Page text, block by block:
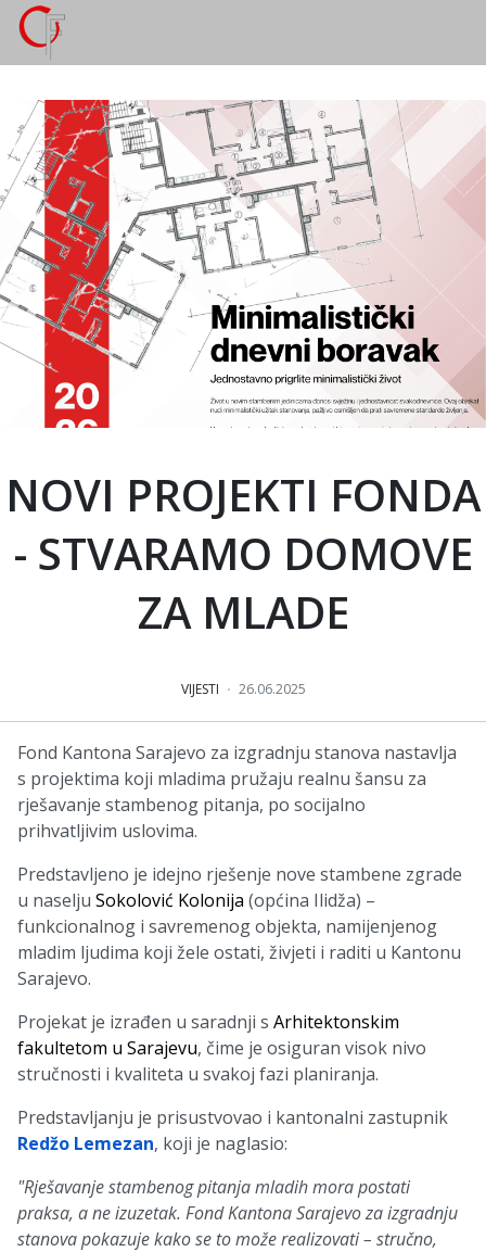
NOVI PROJEKTI FONDA
- STVARAMO DOMOVE
ZA MLADE
VIJESTI 26.06.2025
Fond Kantona Sarajevo za izgradnju stanova nastavlja
s projektima koji mladima pružaju realnu šansu za
rješavanje stambenog pitanja, po socijalno
prihvatljivim uslovima.
Predstavljeno je idejno rješenje nove stambene zgrade
u naselju Sokolović Kolonija (općina Ilidža) –
funkcionalnog i savremenog objekta, namijenjenog
mladim ljudima koji žele ostati, živjeti i raditi u Kantonu
Sarajevo.
Projekat je izrađen u saradnji s Arhitektonskim
fakultetom u Sarajevu, čime je osiguran visok nivo
stručnosti i kvaliteta u svakoj fazi planiranja.
Predstavljanju je prisustvovao i kantonalni zastupnik
Redžo Lemezan, koji je naglasio:
"Rješavanje stambenog pitanja mladih mora postati
praksa, a ne izuzetak. Fond Kantona Sarajevo za izgradnju
stanova pokazuje kako se to može realizovati – stručno,